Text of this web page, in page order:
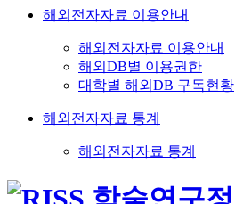
해외전자자료 이용안내
해외전자자료 이용안내
해외DB별 이용권한
대학별 해외DB 구독현황
해외전자자료 통계
해외전자자료 통계